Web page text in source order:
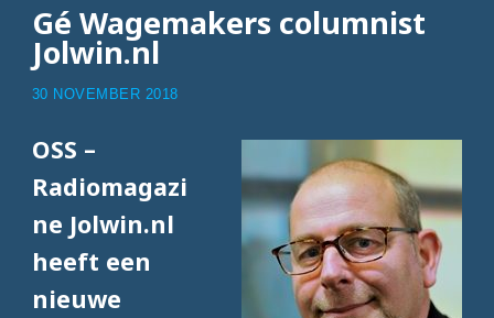
Gé Wagemakers columnist
Jolwin.nl
30 NOVEMBER 2018
OSS –
Radiomagazi
ne Jolwin.nl
heeft een
nieuwe